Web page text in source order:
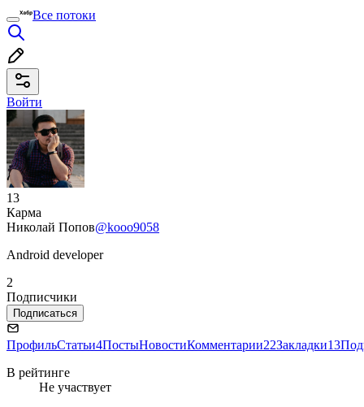
Все потоки
Войти
13
Карма
Николай Попов@kooo9058
Android developer
2
Подписчики
Подписаться
ПрофильСтатьи4ПостыНовостиКомментарии22Закладки13
В рейтинге
Не участвует